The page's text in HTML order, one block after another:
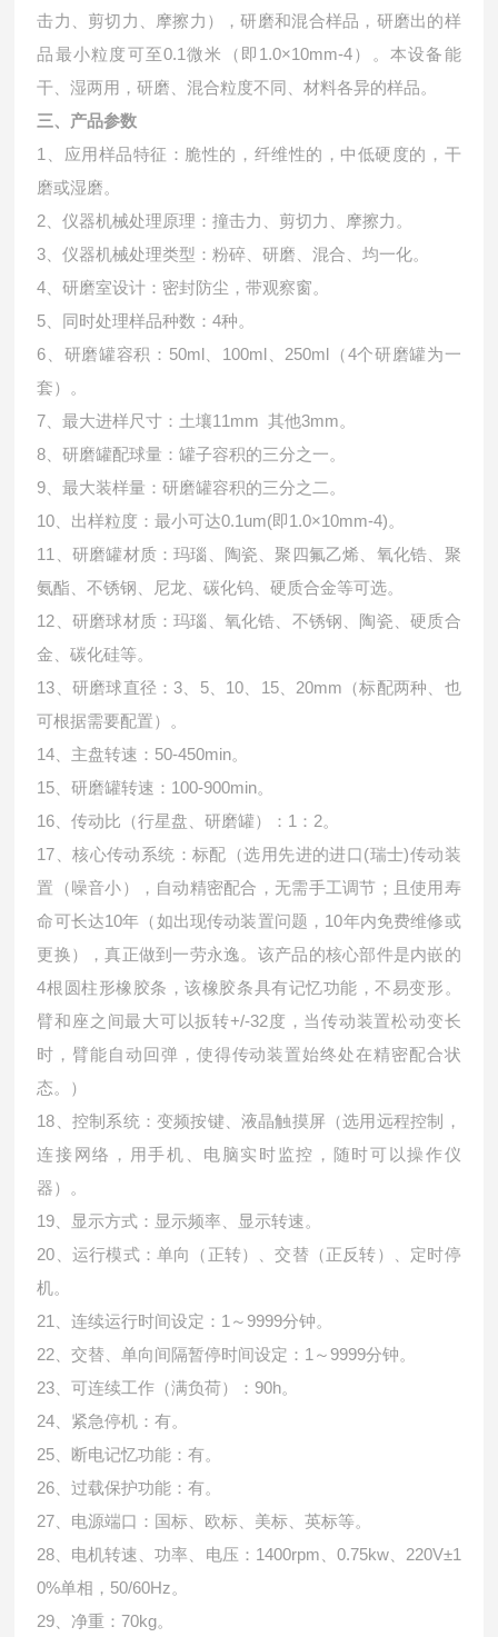
击力、剪切力、摩擦力），研磨和混合样品，研磨出的样
品最小粒度可至0.1微米（即1.0×10mm-4）。本设备能
干、湿两用，研磨、混合粒度不同、材料各异的样品。
三、产品参数
1、应用样品特征：脆性的，纤维性的，中低硬度的，干
磨或湿磨。
2、仪器机械处理原理：撞击力、剪切力、摩擦力。
3、仪器机械处理类型：粉碎、研磨、混合、均一化。
4、研磨室设计：密封防尘，带观察窗。
5、同时处理样品种数：4种。
6、研磨罐容积：50ml、100ml、250ml（4个研磨罐为一
套）。
7、最大进样尺寸：土壤11mm 其他3mm。
8、研磨罐配球量：罐子容积的三分之一。
9、最大装样量：研磨罐容积的三分之二。
10、出样粒度：最小可达0.1um(即1.0×10mm-4)。
11、研磨罐材质：玛瑙、陶瓷、聚四氟乙烯、氧化锆、聚
氨酯、不锈钢、尼龙、碳化钨、硬质合金等可选。
12、研磨球材质：玛瑙、氧化锆、不锈钢、陶瓷、硬质合
金、碳化硅等。
13、研磨球直径：3、5、10、15、20mm（标配两种、也
可根据需要配置）。
14、主盘转速：50-450min。
15、研磨罐转速：100-900min。
16、传动比（行星盘、研磨罐）：1：2。
17、核心传动系统：标配（选用先进的进口(瑞士)传动装
置（噪音小），自动精密配合，无需手工调节；且使用寿
命可长达10年（如出现传动装置问题，10年内免费维修或
更换），真正做到一劳永逸。该产品的核心部件是内嵌的
4根圆柱形橡胶条，该橡胶条具有记忆功能，不易变形。
臂和座之间最大可以扳转+/-32度，当传动装置松动变长
时，臂能自动回弹，使得传动装置始终处在精密配合状
态。）
18、控制系统：变频按键、液晶触摸屏（选用远程控制，
连接网络，用手机、电脑实时监控，随时可以操作仪
器）。
19、显示方式：显示频率、显示转速。
20、运行模式：单向（正转）、交替（正反转）、定时停
机。
21、连续运行时间设定：1～9999分钟。
22、交替、单向间隔暂停时间设定：1～9999分钟。
23、可连续工作（满负荷）：90h。
24、紧急停机：有。
25、断电记忆功能：有。
26、过载保护功能：有。
27、电源端口：国标、欧标、美标、英标等。
28、电机转速、功率、电压：1400rpm、0.75kw、220V±1
0%单相，50/60Hz。
29、净重：70kg。